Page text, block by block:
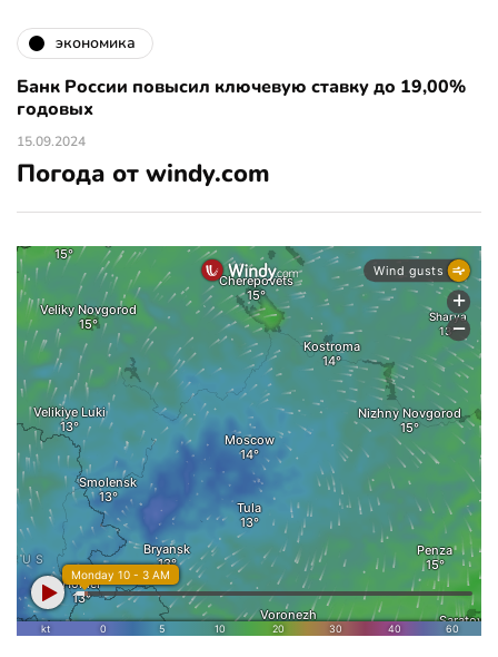
экономика
Банк России повысил ключевую ставку до 19,00%
годовых
15.09.2024
Погода от windy.com